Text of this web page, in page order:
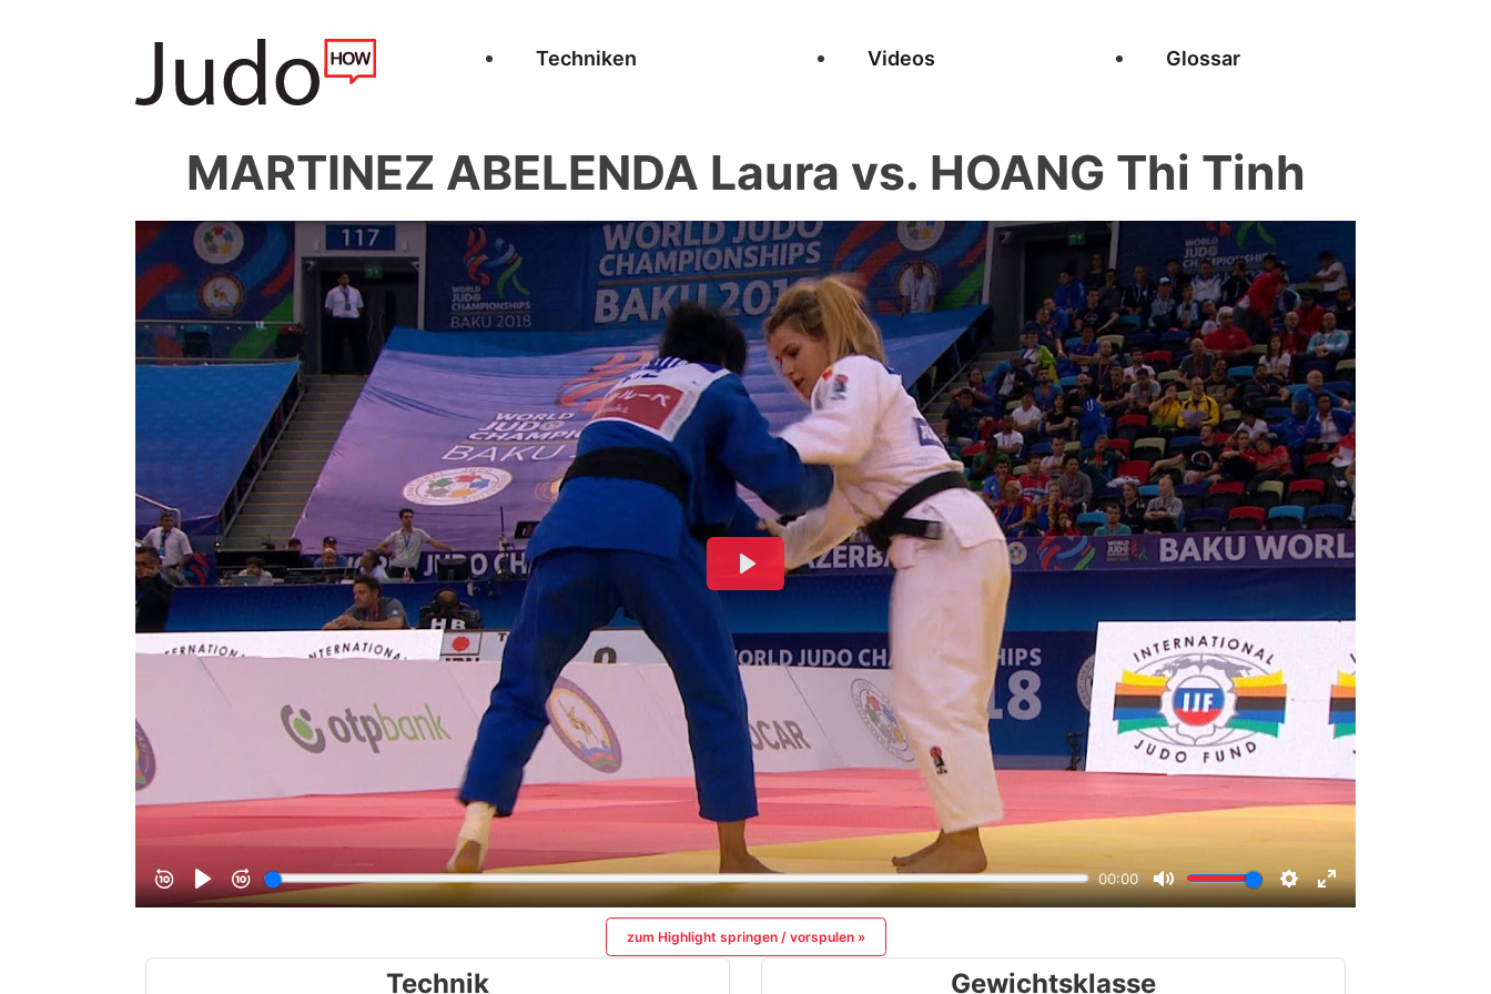
Techniken Videos Glossar
MARTINEZ ABELENDA Laura vs. HOANG Thi Tinh
zum Highlight springen / vorspulen »
Technik Gewichtsklasse